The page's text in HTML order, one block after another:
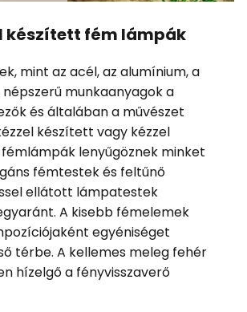
készített fém lámpák
mint az acél, az alumínium, a
munkaanyagok a
és általában a művészet
készített vagy kézzel
lenyűgöznek minket
fémtestek és feltűnő
ellátott lámpatestek
A kisebb fémelemek
egyéniséget
térbe. A kellemes meleg fehér
hízelgő a fényvisszaverő